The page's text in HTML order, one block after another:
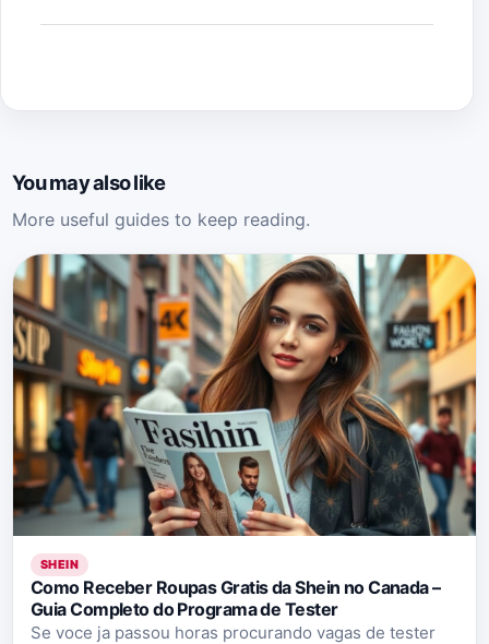
You may also like
More useful guides to keep reading.
SHEIN
Como Receber Roupas Gratis da Shein no Canada –
Guia Completo do Programa de Tester
Se voce ja passou horas procurando vagas de tester